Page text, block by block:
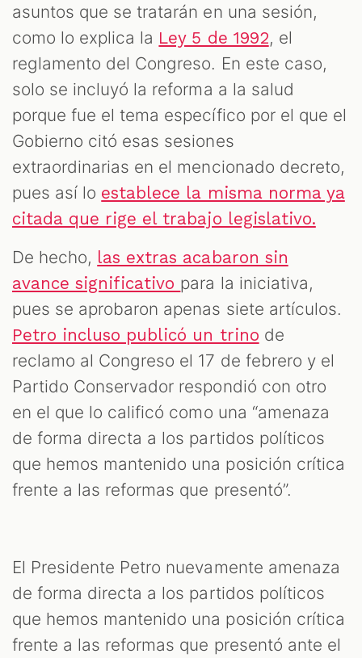
asuntos que se tratarán en una sesión,
como lo explica la Ley 5 de 1992, el
reglamento del Congreso. En este caso,
solo se incluyó la reforma a la salud
porque fue el tema específico por el que el
Gobierno citó esas sesiones
extraordinarias en el mencionado decreto,
pues así lo establece la misma norma ya
citada que rige el trabajo legislativo.
De hecho, las extras acabaron sin
avance significativo para la iniciativa,
pues se aprobaron apenas siete artículos.
Petro incluso publicó un trino de
reclamo al Congreso el 17 de febrero y el
Partido Conservador respondió con otro
en el que lo calificó como una “amenaza
de forma directa a los partidos políticos
que hemos mantenido una posición crítica
frente a las reformas que presentó”.
El Presidente Petro nuevamente amenaza
de forma directa a los partidos políticos
que hemos mantenido una posición crítica
frente a las reformas que presentó ante el